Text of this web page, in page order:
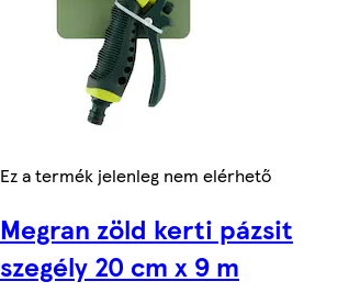
Ez a termék jelenleg nem elérhető
Megran zöld kerti pázsit
szegély 20 cm x 9 m